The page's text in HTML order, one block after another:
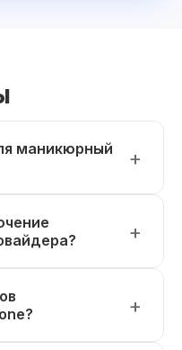
маникюрный